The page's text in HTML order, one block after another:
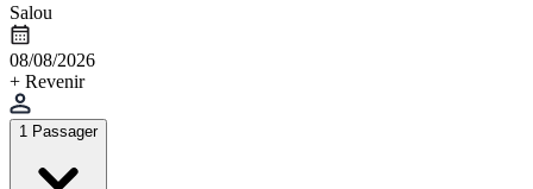
Salou
08/08/2026
+ Revenir
1 Passager